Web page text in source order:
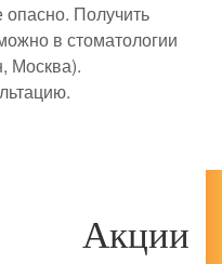
Получить
в стоматологии
Москва).
Акции